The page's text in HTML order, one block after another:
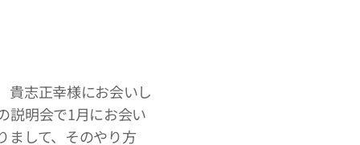
志正幸様にお会いし
説明会で1月にお会い
して、そのやり方